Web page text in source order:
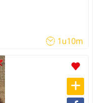
1u10m